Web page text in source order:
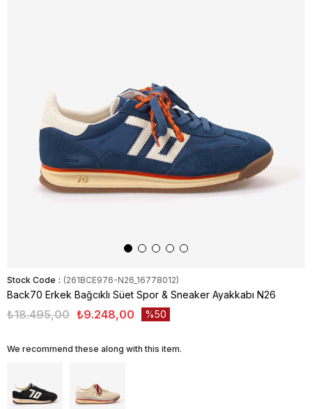
Stock Code (261BCE976-N26_16778012)
Back70 Erkek Bağcıklı Süet Spor & Sneaker Ayakkabı N26
₺18.495,00 ₺9.248,00 50
We recommend these along with this item.